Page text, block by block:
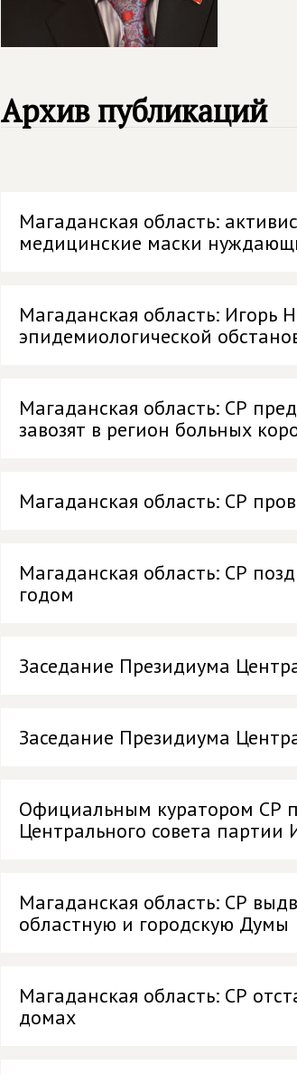
Архив публикаций
Магаданская область:
медицинские маски
Магаданская область: Игорь
эпидемиологической
Магаданская область: СР
завозят в регион больных
Магаданская область: СР
Магаданская область: СР
годом
Заседание Президиума
Заседание Президиума
Официальным куратором СР
Центрального совета партии
Магаданская область: СР
областную и городскую Думы
Магаданская область: СР
домах